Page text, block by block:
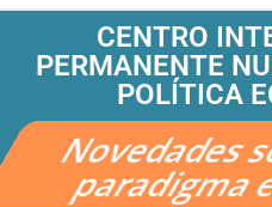
CENTRO
PERMANENTE
POLÍTICA
Novedades
paradigma